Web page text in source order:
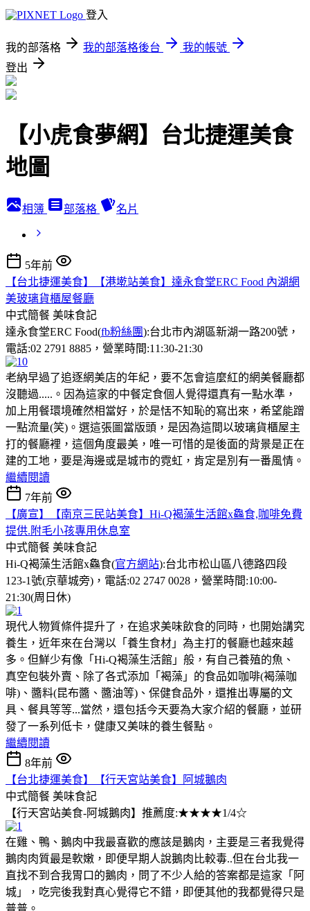
登入
我的部落格 我的部落格後台
我的帳號
登出
【小虎食夢網】台北捷運美食
地圖
相簿 部落格 名片
5年前
【台北捷運美食】【港墘站美食】達永食堂ERC Food 內湖網
美玻璃貨櫃屋餐廳
中式簡餐 美味食記
達永食堂ERC Food(fb粉絲團):台北市內湖區新湖一路200號，
電話:02 2791 8885，營業時間:11:30-21:30
老納早過了追逐網美店的年紀，要不怎會這麼紅的網美餐廳都
沒聽過.....。因為這家的中餐定食個人覺得還真有一點水準，
加上用餐環境確然相當好，於是恬不知恥的寫出來，希望能蹭
一點流量(笑)。選這張圖當版頭，是因為這間以玻璃貨櫃屋主
打的餐廳裡，這個角度最美，唯一可惜的是後面的背景是正在
建的工地，要是海邊或是城市的霓虹，肯定是別有一番風情。
繼續閱讀
7年前
【廣宣】【南京三民站美食】Hi-Q褐藻生活館x鱻食,咖啡免費
提供.附毛小孩專用休息室
中式簡餐 美味食記
Hi-Q褐藻生活館x鱻食(官方網站):台北市松山區八德路四段
123-1號(京華城旁)，電話:02 2747 0028，營業時間:10:00-
21:30(周日休)
現代人物質條件提升了，在追求美味飲食的同時，也開始講究
養生，近年來在台灣以「養生食材」為主打的餐廳也越來越
多。但鮮少有像「Hi-Q褐藻生活館」般，有自己養殖的魚、
真空包裝外賣、除了各式添加「褐藻」的食品如咖啡(褐藻咖
啡)、醬料(昆布醬、醬油等)、保健食品外，還推出專屬的文
具、餐具等等...當然，還包括今天要為大家介紹的餐廳，並研
發了一系列低卡，健康又美味的養生餐點。
繼續閱讀
8年前
【台北捷運美食】【行天宮站美食】阿城鵝肉
中式簡餐 美味食記
【行天宮站美食-阿城鵝肉】推薦度:★★★★1/4☆
在雞、鴨、鵝肉中我最喜歡的應該是鵝肉，主要是三者我覺得
鵝肉肉質最是軟嫩，即便早期人說鵝肉比較毒..但在台北我一
直找不到合我胃口的鵝肉，問了不少人給的答案都是這家「阿
城」，吃完後我對真心覺得它不錯，即便其他的我都覺得只是
普普。